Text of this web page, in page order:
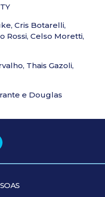
Cris Botarelli,
Rossi, Celso Moretti,
Thais Gazoli,
e Douglas